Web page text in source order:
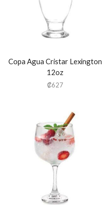
Copa Agua Cristar Lexington
12oz
₡627